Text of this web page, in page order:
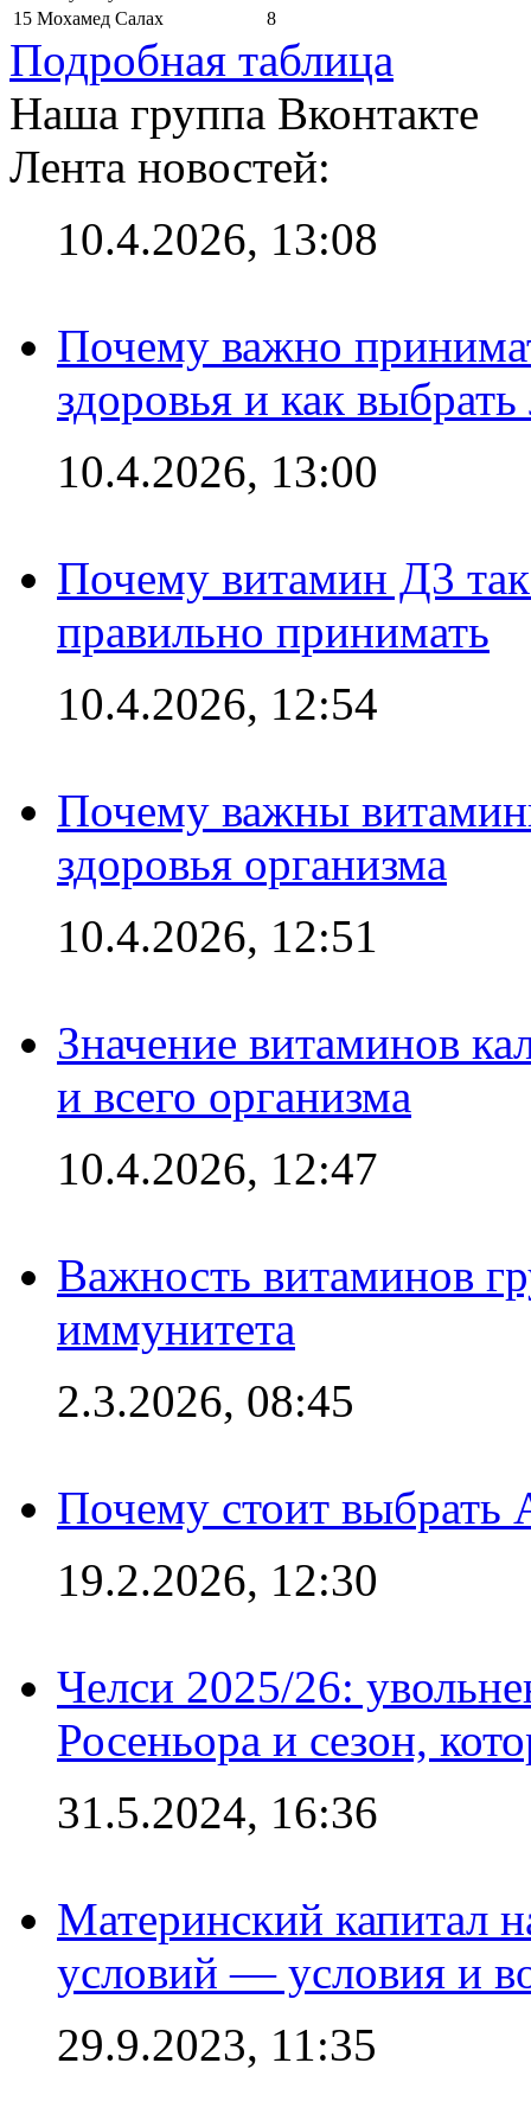
15 Мохамед Салах 8
Подробная таблица
Наша группа Вконтакте
Лента новостей:
10.4.2026, 13:08
Почему важно
здоровья и как
10.4.2026, 13:00
Почему витамин Д3 так
правильно принимать
10.4.2026, 12:54
Почему важны
здоровья организма
10.4.2026, 12:51
Значение витаминов
и всего организма
10.4.2026, 12:47
Важность витаминов
иммунитета
2.3.2026, 08:45
Почему стоит выбрать
19.2.2026, 12:30
Челси 2025/26:
Росеньора и сезон,
31.5.2024, 16:36
Материнский капитал
условий — условия и
29.9.2023, 11:35